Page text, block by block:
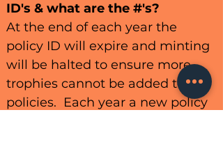
ID's & what are the #'s?
At the end of each year the
policy ID will expire and minting
will be halted to ensure more
trophies cannot be added to
policies. Each year a new policy